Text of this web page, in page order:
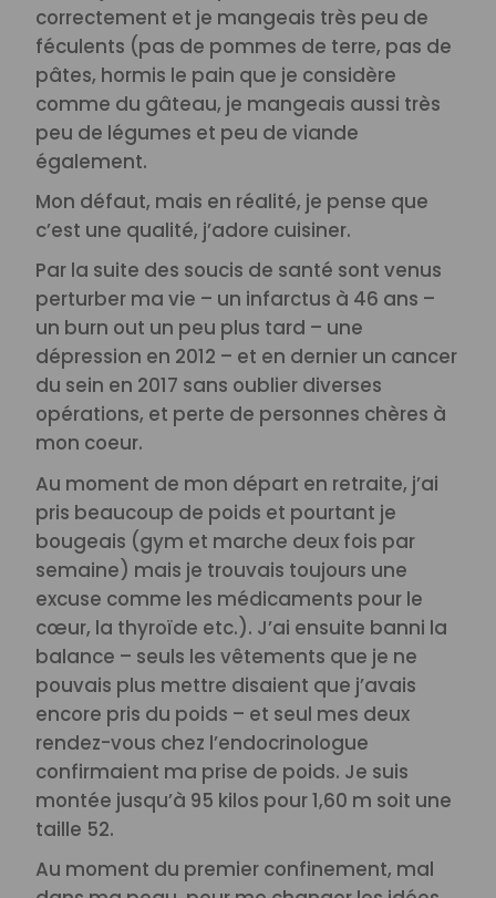
correctement et je mangeais très peu de
féculents (pas de pommes de terre, pas de
pâtes, hormis le pain que je considère
comme du gâteau, je mangeais aussi très
peu de légumes et peu de viande
également.
Mon défaut, mais en réalité, je pense que
c’est une qualité, j’adore cuisiner.
Par la suite des soucis de santé sont venus
perturber ma vie – un infarctus à 46 ans –
un burn out un peu plus tard – une
dépression en 2012 – et en dernier un cancer
du sein en 2017 sans oublier diverses
opérations, et perte de personnes chères à
mon coeur.
Au moment de mon départ en retraite, j’ai
pris beaucoup de poids et pourtant je
bougeais (gym et marche deux fois par
semaine) mais je trouvais toujours une
excuse comme les médicaments pour le
cœur, la thyroïde etc.). J’ai ensuite banni la
balance – seuls les vêtements que je ne
pouvais plus mettre disaient que j’avais
encore pris du poids – et seul mes deux
rendez-vous chez l’endocrinologue
confirmaient ma prise de poids. Je suis
montée jusqu’à 95 kilos pour 1,60 m soit une
taille 52.
Au moment du premier confinement, mal